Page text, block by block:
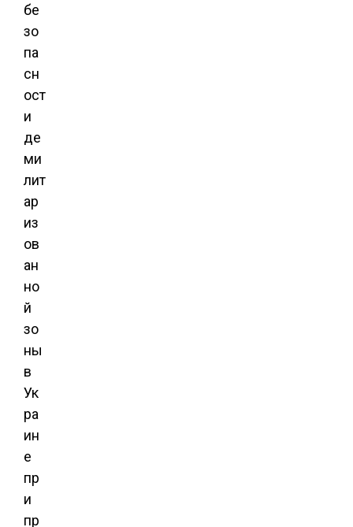
бе
зо
па
сн
ост
и
де
ми
лит
ар
из
ов
ан
но
й
зо
ны
в
Ук
ра
ин
е
пр
и
пр